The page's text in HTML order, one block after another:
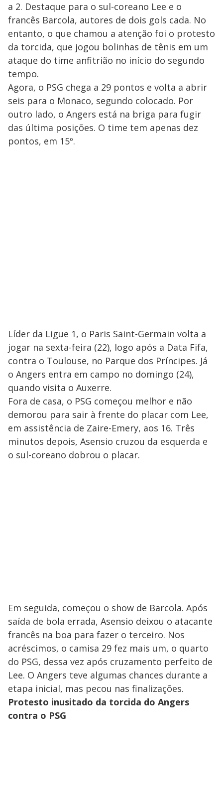
a 2. Destaque para o sul-coreano Lee e o
francês Barcola, autores de dois gols cada. No
entanto, o que chamou a atenção foi o protesto
da torcida, que jogou bolinhas de tênis em um
ataque do time anfitrião no início do segundo
tempo.
Agora, o PSG chega a 29 pontos e volta a abrir
seis para o Monaco, segundo colocado. Por
outro lado, o Angers está na briga para fugir
das última posições. O time tem apenas dez
pontos, em 15º.
Líder da Ligue 1, o Paris Saint-Germain volta a
jogar na sexta-feira (22), logo após a Data Fifa,
contra o Toulouse, no Parque dos Príncipes. Já
o Angers entra em campo no domingo (24),
quando visita o Auxerre.
Fora de casa, o PSG começou melhor e não
demorou para sair à frente do placar com Lee,
em assistência de Zaire-Emery, aos 16. Três
minutos depois, Asensio cruzou da esquerda e
o sul-coreano dobrou o placar.
Em seguida, começou o show de Barcola. Após
saída de bola errada, Asensio deixou o atacante
francês na boa para fazer o terceiro. Nos
acréscimos, o camisa 29 fez mais um, o quarto
do PSG, dessa vez após cruzamento perfeito de
Lee. O Angers teve algumas chances durante a
etapa inicial, mas pecou nas finalizações.
Protesto inusitado da torcida do Angers
contra o PSG